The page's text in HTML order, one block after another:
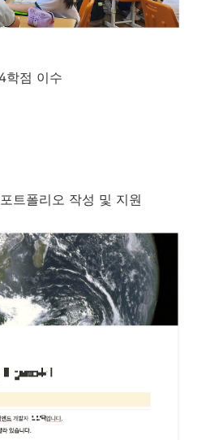
학점 이수
트폴리오 작성 및 지원